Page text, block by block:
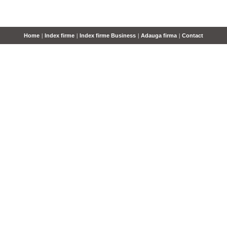
Home | Index firme | Index firme Business | Adauga firma | Contact